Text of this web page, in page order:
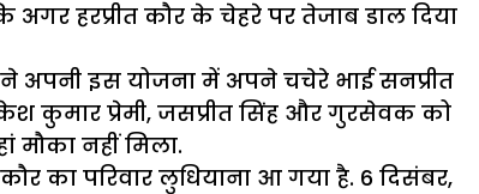
हरप्रीत कौर के चेहरे पर तेजाब डाल दिया
इस योजना में अपने चचेरे भाई सनप्रीत
कुमार प्रेमी, जसप्रीत सिंह और गुरसेवक को
मौका नहीं मिला.
का परिवार लुधियाना आ गया है. 6 दिसंबर,